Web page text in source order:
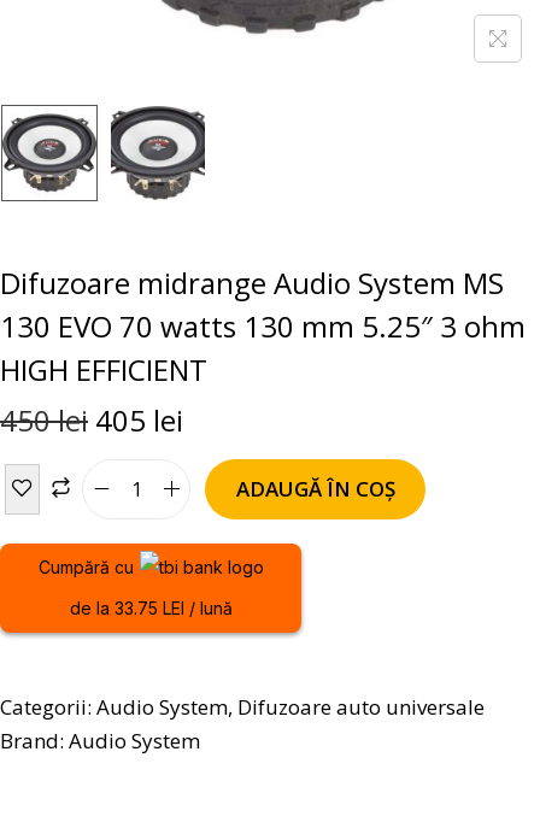
Difuzoare midrange Audio System MS
130 EVO 70 watts 130 mm 5.25″ 3 ohm
HIGH EFFICIENT
450lei 405 lei
ADAUGĂ ÎN COȘ
Cumpără cu
de la 33.75 LEI / lună
Categorii: Audio System, Difuzoare auto universale
Brand: Audio System